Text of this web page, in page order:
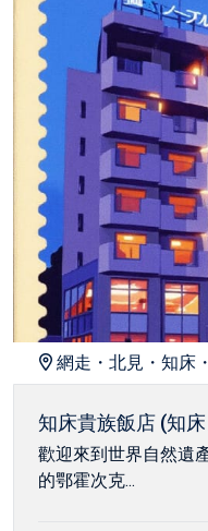
網走・北見・知床
知床貴族飯店 (知
歡迎來到世界自然遺
的鄂霍次克...